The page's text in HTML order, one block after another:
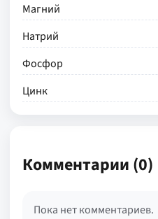
Магний
Натрий
Фосфор
Цинк
Комментарии (0)
Пока нет комментариев.